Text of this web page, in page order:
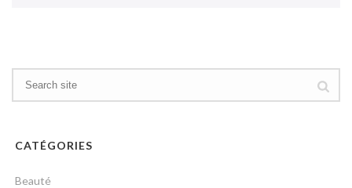
CATÉGORIES
Beauté